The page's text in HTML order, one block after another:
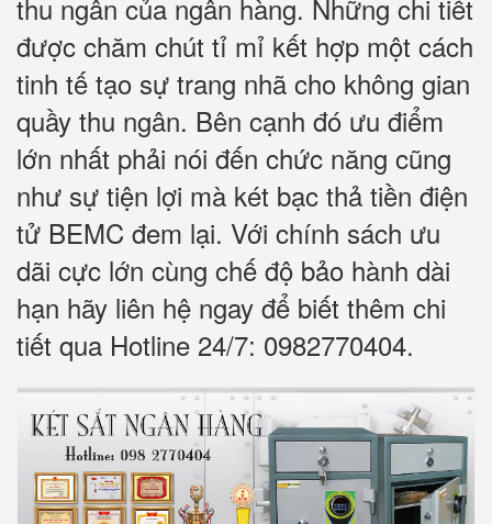
thu ngân của ngân hàng. Những chi tiết
được chăm chút tỉ mỉ kết hợp một cách
tinh tế tạo sự trang nhã cho không gian
quầy thu ngân. Bên cạnh đó ưu điểm
lớn nhất phải nói đến chức năng cũng
như sự tiện lợi mà két bạc thả tiền điện
tử BEMC đem lại. Với chính sách ưu
dãi cực lớn cùng chế độ bảo hành dài
hạn hãy liên hệ ngay để biết thêm chi
tiết qua Hotline 24/7: 0982770404.